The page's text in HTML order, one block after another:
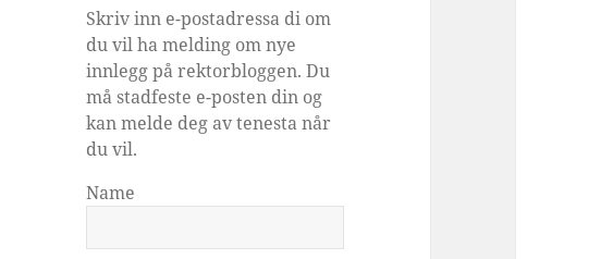
Skriv inn e-postadressa di om
du vil ha melding om nye
innlegg på rektorbloggen. Du
må stadfeste e-posten din og
kan melde deg av tenesta når
du vil.
Name